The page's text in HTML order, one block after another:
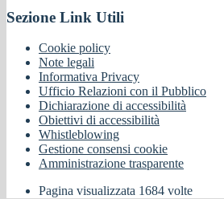
Sezione Link Utili
Cookie policy
Note legali
Informativa Privacy
Ufficio Relazioni con il Pubblico
Dichiarazione di accessibilità
Obiettivi di accessibilità
Whistleblowing
Gestione consensi cookie
Amministrazione trasparente
Pagina visualizzata 1684 volte